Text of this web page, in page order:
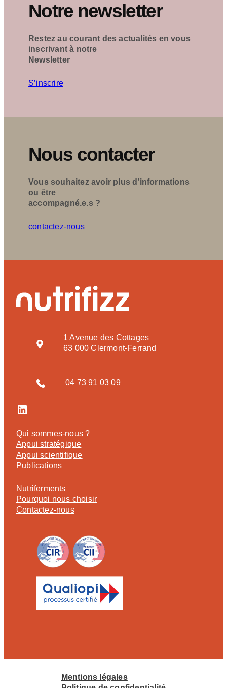
Notre newsletter
Restez au courant des actualités en vous
inscrivant à notre
Newsletter
S’inscrire
Nous contacter
Vous souhaitez avoir plus d’informations
ou être
accompagné.e.s ?
contactez-nous
1 Avenue des Cottages
63 000 Clermont-Ferrand
04 73 91 03 09
LinkedIn
Qui sommes-nous ?
Appui stratégique
Appui scientifique
Publications
Nutriferments
Pourquoi nous choisir
Contactez-nous
Mentions légales